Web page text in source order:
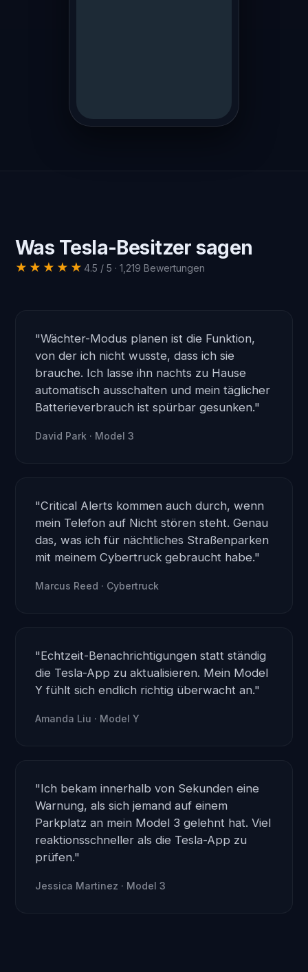
Was Tesla-Besitzer sagen
★★★★★ 4.5 / 5 · 1,219 Bewertungen
"Wächter-Modus planen ist die Funktion,
von der ich nicht wusste, dass ich sie
brauche. Ich lasse ihn nachts zu Hause
automatisch ausschalten und mein täglicher
Batterieverbrauch ist spürbar gesunken."
David Park · Model 3
"Critical Alerts kommen auch durch, wenn
mein Telefon auf Nicht stören steht. Genau
das, was ich für nächtliches Straßenparken
mit meinem Cybertruck gebraucht habe."
Marcus Reed · Cybertruck
"Echtzeit-Benachrichtigungen statt ständig
die Tesla-App zu aktualisieren. Mein Model
Y fühlt sich endlich richtig überwacht an."
Amanda Liu · Model Y
"Ich bekam innerhalb von Sekunden eine
Warnung, als sich jemand auf einem
Parkplatz an mein Model 3 gelehnt hat. Viel
reaktionsschneller als die Tesla-App zu
prüfen."
Jessica Martinez · Model 3